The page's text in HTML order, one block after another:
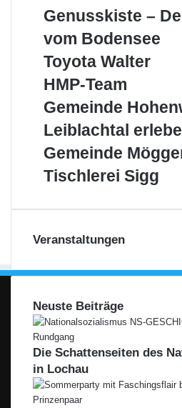
Meisterbetrieb
GmbH
Genusskiste
Delikatessen
vom
Bodensee
Genusskiste –
vom Bodensee
Toyota
Walter
Toyota Walter
HMP-
HMP-Team
Gemeinde
Gemeinde
Leiblachtal
Leiblachtal
Gemeinde
Gemeinde
Tischlerei
Tischlerei Sigg
Veranstaltungen
Neuste Beiträge
Die Schattenseiten des
in Lochau